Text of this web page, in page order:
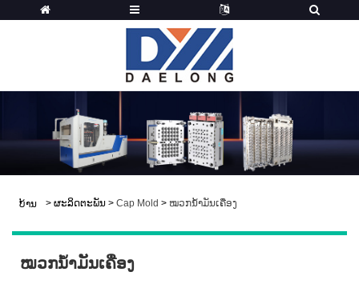
ບ້ານ > ຜະລິດຕະພັນ > Cap Mold > ໝວກນ້ຳມັນເຄື່ອງ
ໝວກນ້ຳມັນເຄື່ອງ